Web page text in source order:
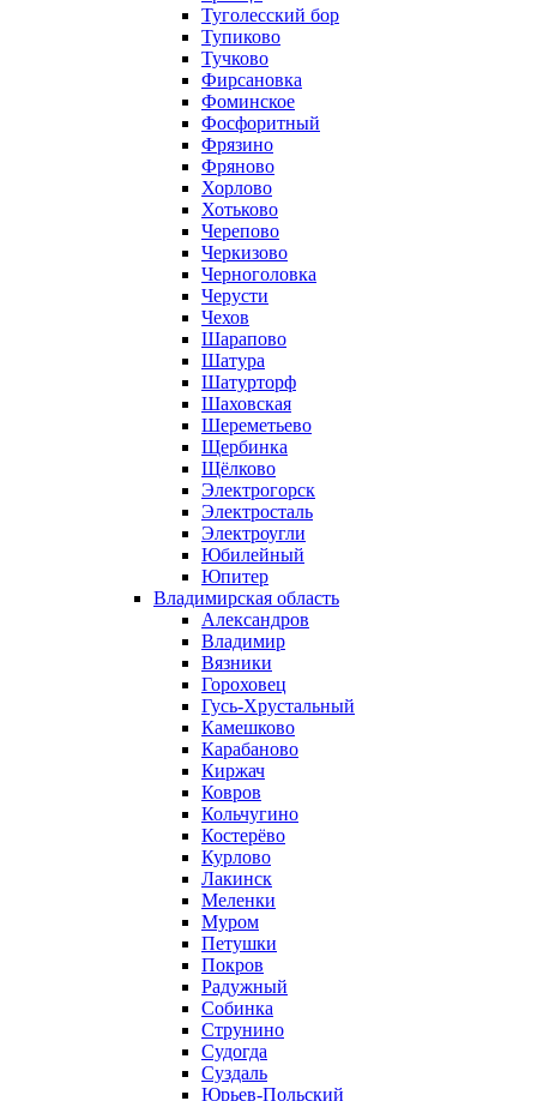
Туголесский бор
Тупиково
Тучково
Фирсановка
Фоминское
Фосфоритный
Фрязино
Фряново
Хорлово
Хотьково
Черепово
Черкизово
Черноголовка
Черусти
Чехов
Шарапово
Шатура
Шатурторф
Шаховская
Шереметьево
Щербинка
Щёлково
Электрогорск
Электросталь
Электроугли
Юбилейный
Юпитер
Владимирская область
Александров
Владимир
Вязники
Гороховец
Гусь-Хрустальный
Камешково
Карабаново
Киржач
Ковров
Кольчугино
Костерёво
Курлово
Лакинск
Меленки
Муром
Петушки
Покров
Радужный
Собинка
Струнино
Судогда
Суздаль
Юрьев-Польский